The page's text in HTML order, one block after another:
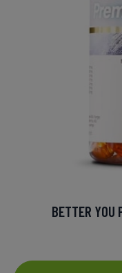
BETTER YOU